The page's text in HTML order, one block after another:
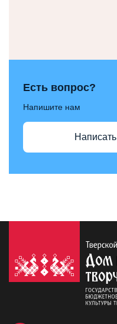
Есть вопрос?
Напишите нам
Написать